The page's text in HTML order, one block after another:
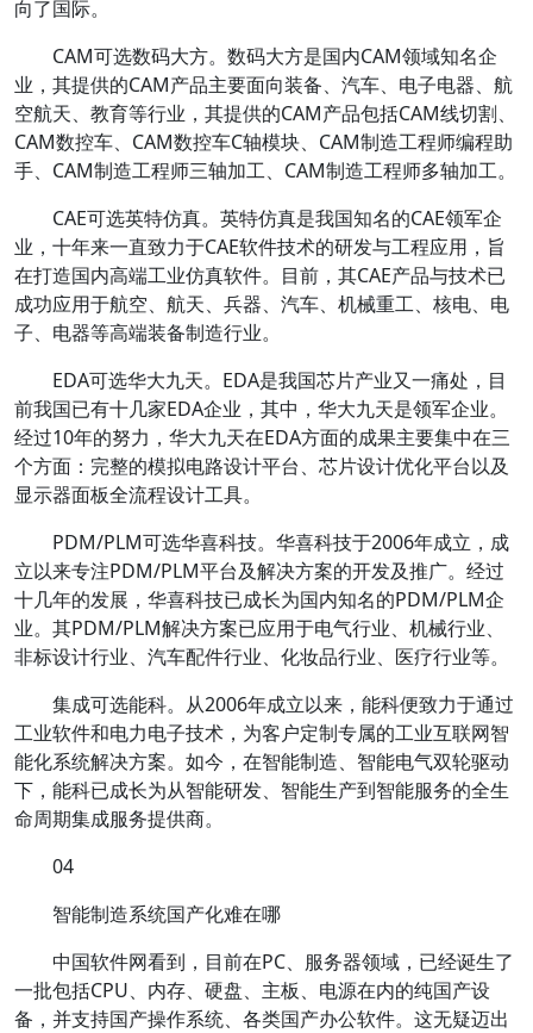
向了国际。
CAM可选数码大方。数码大方是国内CAM领域知名企
业，其提供的CAM产品主要面向装备、汽车、电子电器、航
空航天、教育等行业，其提供的CAM产品包括CAM线切割、
CAM数控车、CAM数控车C轴模块、CAM制造工程师编程助
手、CAM制造工程师三轴加工、CAM制造工程师多轴加工。
CAE可选英特仿真。英特仿真是我国知名的CAE领军企
业，十年来一直致力于CAE软件技术的研发与工程应用，旨
在打造国内高端工业仿真软件。目前，其CAE产品与技术已
成功应用于航空、航天、兵器、汽车、机械重工、核电、电
子、电器等高端装备制造行业。
EDA可选华大九天。EDA是我国芯片产业又一痛处，目
前我国已有十几家EDA企业，其中，华大九天是领军企业。
经过10年的努力，华大九天在EDA方面的成果主要集中在三
个方面：完整的模拟电路设计平台、芯片设计优化平台以及
显示器面板全流程设计工具。
PDM/PLM可选华喜科技。华喜科技于2006年成立，成
立以来专注PDM/PLM平台及解决方案的开发及推广。经过
十几年的发展，华喜科技已成长为国内知名的PDM/PLM企
业。其PDM/PLM解决方案已应用于电气行业、机械行业、
非标设计行业、汽车配件行业、化妆品行业、医疗行业等。
集成可选能科。从2006年成立以来，能科便致力于通过
工业软件和电力电子技术，为客户定制专属的工业互联网智
能化系统解决方案。如今，在智能制造、智能电气双轮驱动
下，能科已成长为从智能研发、智能生产到智能服务的全生
命周期集成服务提供商。
04
智能制造系统国产化难在哪
中国软件网看到，目前在PC、服务器领域，已经诞生了
一批包括CPU、内存、硬盘、主板、电源在内的纯国产设
备，并支持国产操作系统、各类国产办公软件。这无疑迈出